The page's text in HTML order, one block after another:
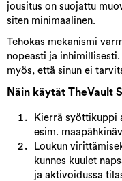
jousitus on suojattu
siten minimaalinen.
Tehokas mekanismi
nopeasti ja
myös, että sinun ei
Näin käytät TheVault
Kierrä syöttikuppi
esim.
Loukun
kunnes kuulet
ja aktivoidussa